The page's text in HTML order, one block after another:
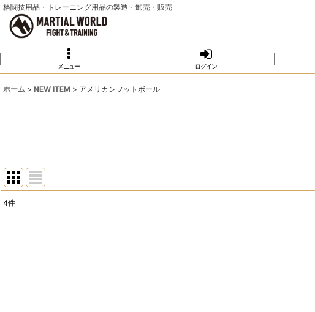
格闘技用品・トレーニング用品の製造・卸売・販売
メニュー ログイン
ホーム > NEW ITEM > アメリカンフットボール
4件